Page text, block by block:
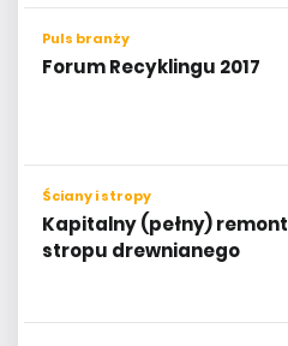
Puls branży
Forum Recyklingu 2017
Ściany i stropy
Kapitalny (pełny) remont
stropu drewnianego